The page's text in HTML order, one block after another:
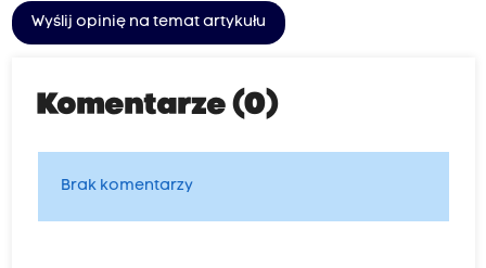
Wyślij opinię na temat artykułu
Komentarze (0)
Brak komentarzy